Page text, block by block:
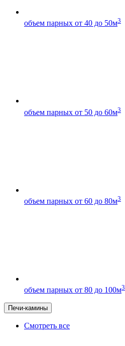
объем парных от 40 до 50м3
объем парных от 50 до 60м3
объем парных от 60 до 80м3
объем парных от 80 до 100м3
Печи-камины
Смотреть все